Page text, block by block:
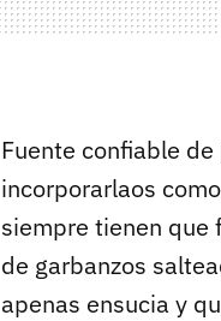
Fuente confiable de
incorporarlaos
siempre tienen que
de garbanzos
apenas ensucia y